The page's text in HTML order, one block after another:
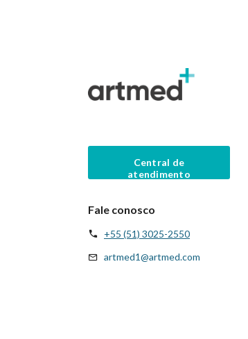
Central de
atendimento
Fale conosco
+55 (51) 3025-2550
artmed1@artmed.com